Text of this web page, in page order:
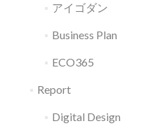
アイゴダン
Business Plan
ECO365
Report
Digital Design